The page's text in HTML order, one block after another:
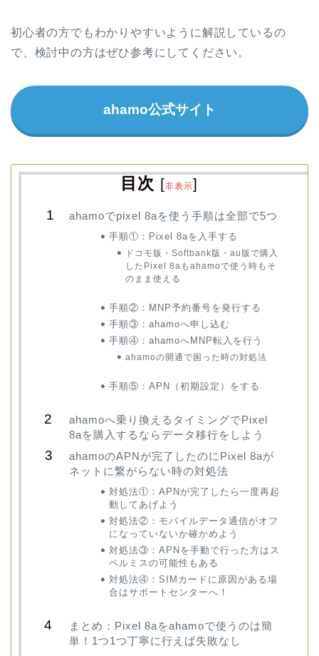
初心者の方でもわかりやすいように解説しているの
で、検討中の方はぜひ参考にしてください。
ahamo公式サイト
目次 [非表示]
ahamoでpixel 8aを使う手順は全部で5つ
手順①：Pixel 8aを入手する
ドコモ版・Softbank版・au版で購入
したPixel 8aもahamoで使う時もそ
のまま使える
手順②：MNP予約番号を発行する
手順③：ahamoへ申し込む
手順④：ahamoへMNP転入を行う
ahamoの開通で困った時の対処法
手順⑤：APN（初期設定）をする
ahamoへ乗り換えるタイミングでPixel
8aを購入するならデータ移行をしよう
ahamoのAPNが完了したのにPixel 8aが
ネットに繋がらない時の対処法
対処法①：APNが完了したら一度再起
動してあげよう
対処法②：モバイルデータ通信がオフ
になっていないか確かめよう
対処法③：APNを手動で行った方はス
ペルミスの可能性もある
対処法④：SIMカードに原因がある場
合はサポートセンターへ！
まとめ：Pixel 8aをahamoで使うのは簡
単！1つ1つ丁寧に行えば失敗なし